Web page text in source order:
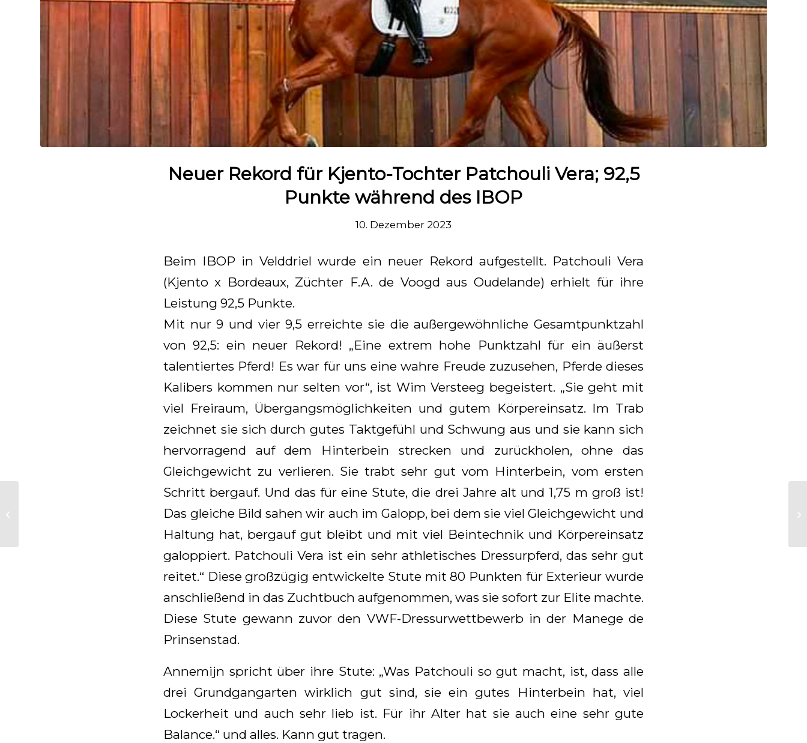
Neuer Rekord für Kjento-Tochter Patchouli Vera; 92,5
Punkte während des IBOP
10. Dezember 2023
Beim IBOP in Velddriel wurde ein neuer Rekord aufgestellt. Patchouli Vera
(Kjento x Bordeaux, Züchter F.A. de Voogd aus Oudelande) erhielt für ihre
Leistung 92,5 Punkte.
Mit nur 9 und vier 9,5 erreichte sie die außergewöhnliche Gesamtpunktzahl
von 92,5: ein neuer Rekord! „Eine extrem hohe Punktzahl für ein äußerst
talentiertes Pferd! Es war für uns eine wahre Freude zuzusehen, Pferde dieses
Kalibers kommen nur selten vor“, ist Wim Versteeg begeistert. „Sie geht mit
viel Freiraum, Übergangsmöglichkeiten und gutem Körpereinsatz. Im Trab
zeichnet sie sich durch gutes Taktgefühl und Schwung aus und sie kann sich
hervorragend auf dem Hinterbein strecken und zurückholen, ohne das
Gleichgewicht zu verlieren. Sie trabt sehr gut vom Hinterbein, vom ersten
Schritt bergauf. Und das für eine Stute, die drei Jahre alt und 1,75 m groß ist!
Das gleiche Bild sahen wir auch im Galopp, bei dem sie viel Gleichgewicht und
Haltung hat, bergauf gut bleibt und mit viel Beintechnik und Körpereinsatz
galoppiert. Patchouli Vera ist ein sehr athletisches Dressurpferd, das sehr gut
reitet.“ Diese großzügig entwickelte Stute mit 80 Punkten für Exterieur wurde
anschließend in das Zuchtbuch aufgenommen, was sie sofort zur Elite machte.
Diese Stute gewann zuvor den VWF-Dressurwettbewerb in der Manege de
Prinsenstad.
Annemijn spricht über ihre Stute: „Was Patchouli so gut macht, ist, dass alle
drei Grundgangarten wirklich gut sind, sie ein gutes Hinterbein hat, viel
Lockerheit und auch sehr lieb ist. Für ihr Alter hat sie auch eine sehr gute
Balance.“ und alles. Kann gut tragen.